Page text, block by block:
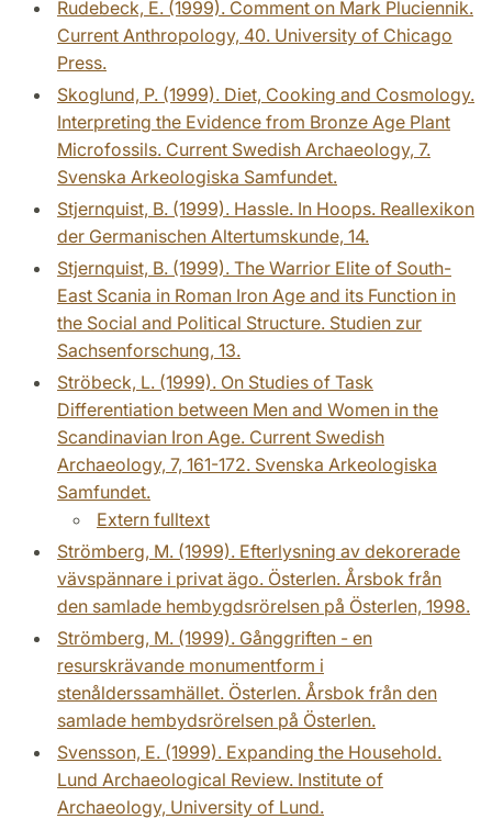
Rudebeck, E. (1999). Comment on Mark Pluciennik.
Current Anthropology, 40. University of Chicago
Press.
Skoglund, P. (1999). Diet, Cooking and Cosmology.
Interpreting the Evidence from Bronze Age Plant
Microfossils. Current Swedish Archaeology, 7.
Svenska Arkeologiska Samfundet.
Stjernquist, B. (1999). Hassle. In Hoops. Reallexikon
der Germanischen Altertumskunde, 14.
Stjernquist, B. (1999). The Warrior Elite of South-
East Scania in Roman Iron Age and its Function in
the Social and Political Structure. Studien zur
Sachsenforschung, 13.
Ströbeck, L. (1999). On Studies of Task
Differentiation between Men and Women in the
Scandinavian Iron Age. Current Swedish
Archaeology, 7, 161-172. Svenska Arkeologiska
Samfundet.
Extern fulltext
Strömberg, M. (1999). Efterlysning av dekorerade
vävspännare i privat ägo. Österlen. Årsbok från
den samlade hembygdsrörelsen på Österlen, 1998.
Strömberg, M. (1999). Gånggriften - en
resurskrävande monumentform i
stenålderssamhället. Österlen. Årsbok från den
samlade hembydsrörelsen på Österlen.
Svensson, E. (1999). Expanding the Household.
Lund Archaeological Review. Institute of
Archaeology, University of Lund.